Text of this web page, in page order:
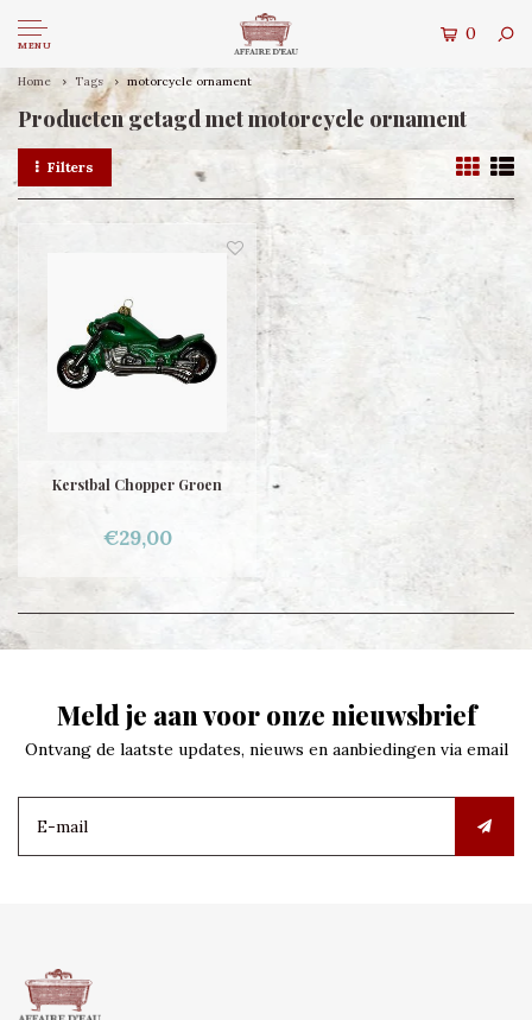
MENU
0
Home Tags motorcycle ornament
Producten getagd met motorcycle ornament
Filters
Kerstbal Chopper Groen
€29,00
Meld je aan voor onze nieuwsbrief
Ontvang de laatste updates, nieuws en aanbiedingen via email